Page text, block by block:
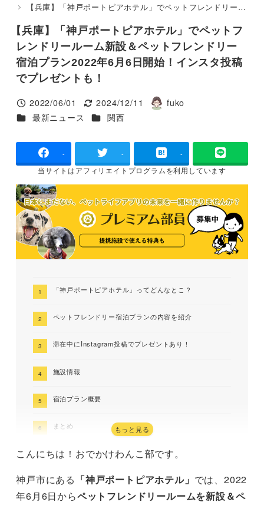
【兵庫】「神戸ポートピアホテル」でペットフレンドリールーム新設＆ペットフレンドリー宿泊プラン2022年6月6日開始！インスタ投稿でプレゼントも！
【兵庫】「神戸ポートピアホテル」でペットフ
レンドリールーム新設＆ペットフレンドリー
宿泊プラン2022年6月6日開始！インスタ投稿
でプレゼントも！
投稿日
2022/06/01
更新日
2024/12/11
著
fuko
カテゴリー
最新ニュース カテゴリー
関西
- - -
当サイトはアフィリエイトプログラムを利用しています
「神戸ポートピアホテル」ってどんなとこ？
ペットフレンドリー宿泊プランの内容を紹介
滞在中にInstagram投稿でプレゼントあり！
施設情報
宿泊プラン概要
まとめ もっと見る
こんにちは！おでかけわんこ部です。
神戸市にある 「神戸ポートピアホテル」 では、2022
年6月6日からペットフレンドリールームを新設＆ペ